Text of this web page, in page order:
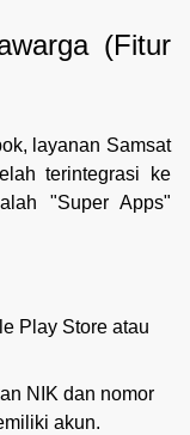
(Fitur
layanan Samsat
terintegrasi ke
"Super Apps"
Play Store atau
NIK dan nomor
akun.